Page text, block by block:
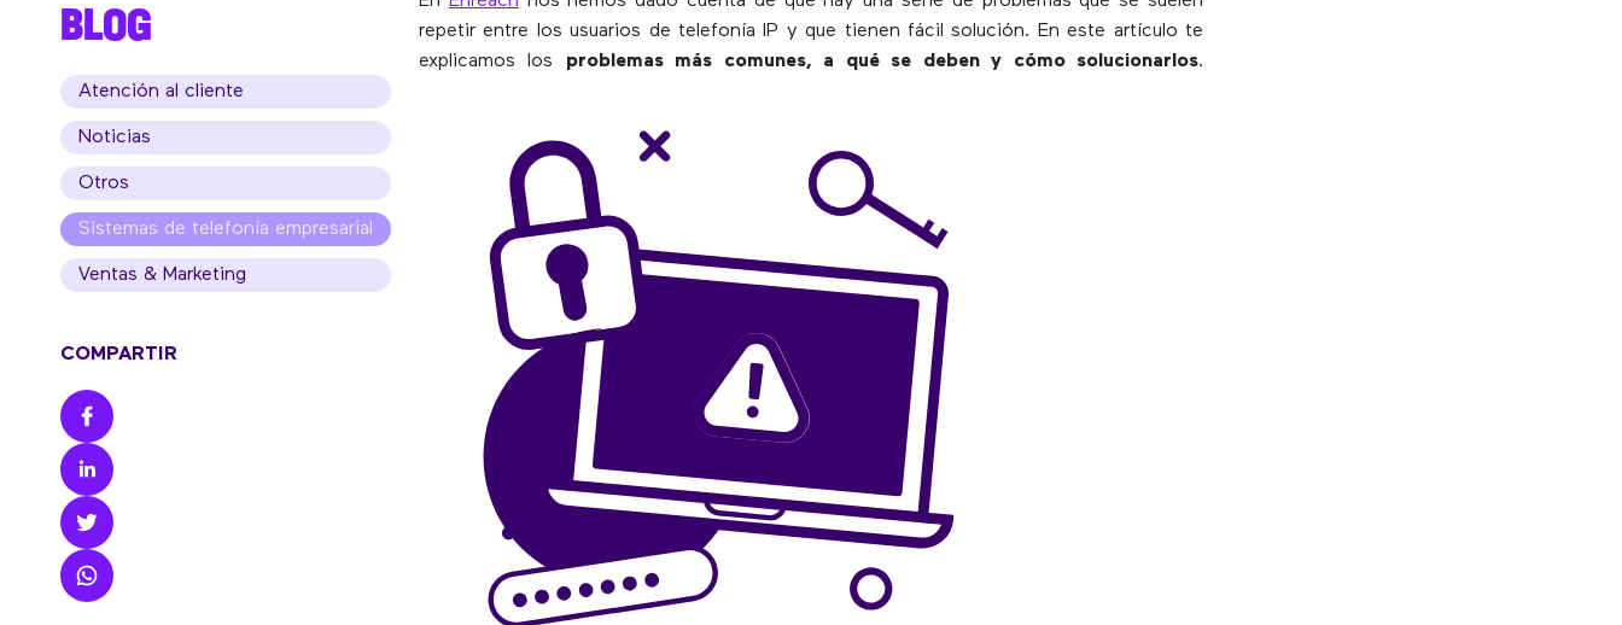
repetir entre los usuarios de telefonía IP y que tienen fácil solución. En este artículo te
explicamos los problemas más comunes, a qué se deben y cómo solucionarlos.
BLOG
Atención al cliente
Noticias
Otros
Sistemas de telefonía empresarial
Ventas & Marketing
COMPARTIR